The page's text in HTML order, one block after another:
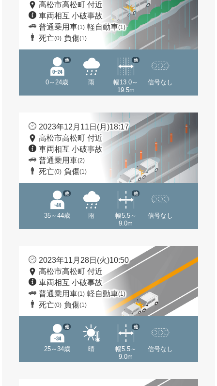
高松市高松町 付近
車両相互 小破事故
普通乗用車(1) 軽自動車(1)
死亡(0) 負傷(1)
0～24歳
他
雨
幅13.0～
19.5m
他
信号なし
2023年12月11日(月)18:17
高松市高松町 付近
車両相互 小破事故
普通乗用車(2)
死亡(0) 負傷(1)
35～44歳
他
雨
幅5.5～
9.0m
他
信号なし
2023年11月28日(火)10:50
高松市高松町 付近
車両相互 小破事故
普通乗用車(1) 軽自動車(1)
死亡(0) 負傷(1)
25～34歳
他
晴
幅5.5～
9.0m
他
信号なし